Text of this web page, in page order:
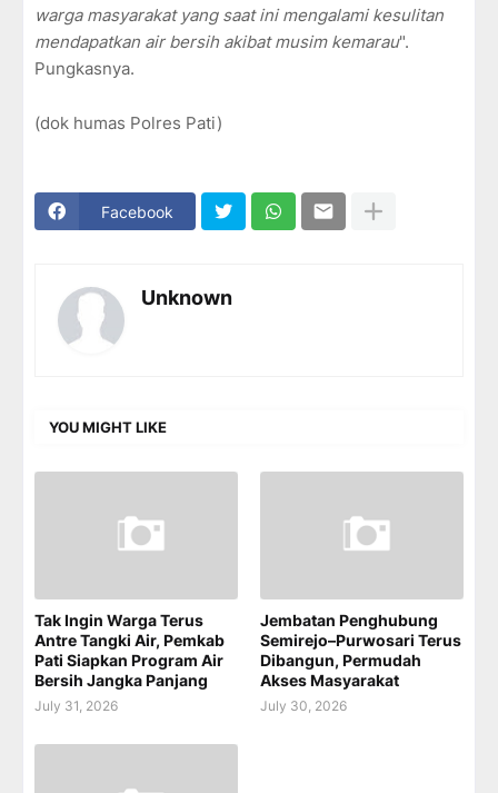
warga masyarakat yang saat ini mengalami kesulitan
mendapatkan air bersih akibat musim kemarau".
Pungkasnya.
(dok humas Polres Pati)
Facebook
Unknown
YOU MIGHT LIKE
Tak Ingin Warga Terus
Antre Tangki Air, Pemkab
Pati Siapkan Program Air
Bersih Jangka Panjang
July 31, 2026
Jembatan Penghubung
Semirejo–Purwosari Terus
Dibangun, Permudah
Akses Masyarakat
July 30, 2026